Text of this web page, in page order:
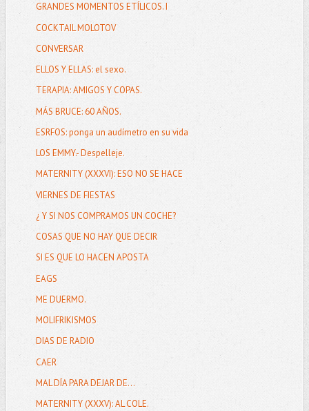
GRANDES MOMENTOS ETÍLICOS. I
COCKTAIL MOLOTOV
CONVERSAR
ELLOS Y ELLAS: el sexo.
TERAPIA: AMIGOS Y COPAS.
MÁS BRUCE: 60 AÑOS.
ESRFOS: ponga un audímetro en su vida
LOS EMMY.- Despelleje.
MATERNITY (XXXVI): ESO NO SE HACE
VIERNES DE FIESTAS
¿ Y SI NOS COMPRAMOS UN COCHE?
COSAS QUE NO HAY QUE DECIR
SI ES QUE LO HACEN APOSTA
EAGS
ME DUERMO.
MOLIFRIKISMOS
DIAS DE RADIO
CAER
MAL DÍA PARA DEJAR DE...
MATERNITY (XXXV): AL COLE.